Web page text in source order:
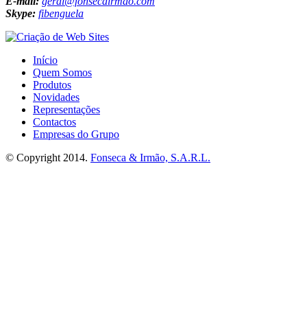
Skype: fibenguela
Início
Quem Somos
Produtos
Novidades
Representações
Contactos
Empresas do Grupo
© Copyright 2014. Fonseca & Irmão, S.A.R.L.